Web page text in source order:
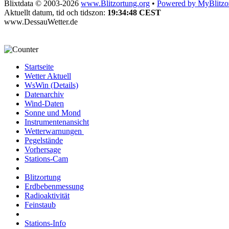
Blixtdata © 2003-2026 www.Blitzortung.org • Powered by
Aktuellt datum, tid och tidszon: 19:34:48 CEST
www.DessauWetter.de
Startseite
Wetter Aktuell
WsWin (Details)
Datenarchiv
Wind-Daten
Sonne und Mond
Instrumentenansicht
Wetterwarnungen
Pegelstände
Vorhersage
Stations-Cam
Blitzortung
Erdbebenmessung
Radioaktivität
Feinstaub
Stations-Info